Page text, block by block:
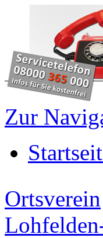
Zur
Ortsverein